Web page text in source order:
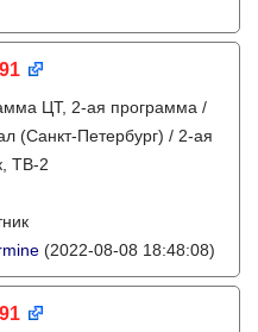
ЦТ, 2-ая программа /
(Санкт-Петербург) / 2-ая
ТВ-2
(2022-08-08 18:48:08)